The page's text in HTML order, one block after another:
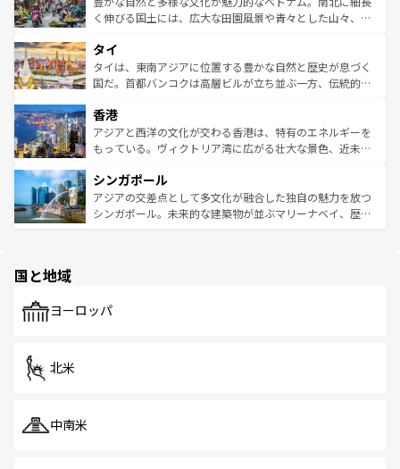
照してほしい。
まで、さまざまな韓国料理が待っている。夜には、韓国な
リティに包まれながら、韓国の多彩な魅力を心ゆくまで味
わってみてほしい。 なお、新着の韓国情報はコンテンツ一
覧を参照してほしい。
く伸びる国土には、広大な田園風景や青々とした山々、世
急速な発展と共に伝統が息づく。ハノイの古い町並みやホ
ーチミン市のフランス統治時代の建物も、独特の雰囲気を
醸し出している。また、バラエティの豊かさとおいしさで
とつ。フォーやバインミー、ベトナムコーヒーなどは、ぜ
ひ現地で味わいたい。どの地域を訪れてもあたたかい人々
が旅行者を迎えてくれるので、きっと忘れられない旅にな
参照してほしい。
タイ
タイは、東南アジアに位置する豊かな自然と歴史が息づく
国だ。首都バンコクは高層ビルが立ち並ぶ一方、伝統的な
の活気が交差している。北部ではチェンマイなどの山岳地
帯で自然と触れ合い、南部ではプーケットやクラビの美し
いビーチでリゾート気分を楽しむことができる。タイ料理
激する。気候は一年中温暖で、どの季節にも異なる楽しみ
が待っている。親しみやすいタイの人々、仏教を中心とし
た文化、そして多様な観光資源が、訪れる旅人を魅了し続
香港
アジアと西洋の文化が交わる香港は、特有のエネルギーを
もっている。ヴィクトリア湾に広がる壮大な景色、近未来
み、どこを訪れても感動するはず。観光スポットが密集し
ており、効率よく見どころを回れるのも魅力。息をのむよ
うな絶景から文化的な体験まで、香港を存分に楽しみ尽く
シンガポール
アジアの交差点として多文化が融合した独自の魅力を放つ
シンガポール。未来的な建築物が並ぶマリーナベイ、歴史
で、ホーカーズは地元の風情を楽しめる外せないスポット
国と地域
ヨーロッパ
北米
中南米